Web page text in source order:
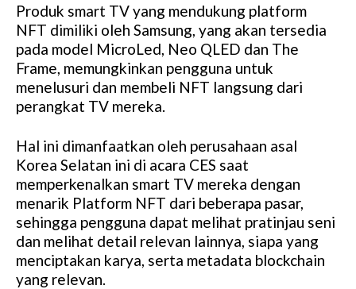
Produk smart TV yang mendukung platform
NFT dimiliki oleh Samsung, yang akan tersedia
pada model MicroLed, Neo QLED dan The
Frame, memungkinkan pengguna untuk
menelusuri dan membeli NFT langsung dari
perangkat TV mereka.
Hal ini dimanfaatkan oleh perusahaan asal
Korea Selatan ini di acara CES saat
memperkenalkan smart TV mereka dengan
menarik Platform NFT dari beberapa pasar,
sehingga pengguna dapat melihat pratinjau seni
dan melihat detail relevan lainnya, siapa yang
menciptakan karya, serta metadata blockchain
yang relevan.